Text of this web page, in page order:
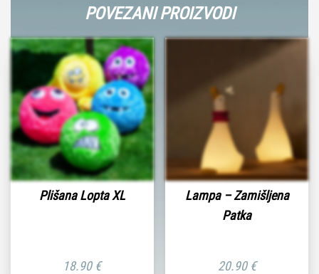
POVEZANI PROIZVODI
Plišana Lopta XL
18.90 €
Lampa – Zamišljena
Patka
20.90 €